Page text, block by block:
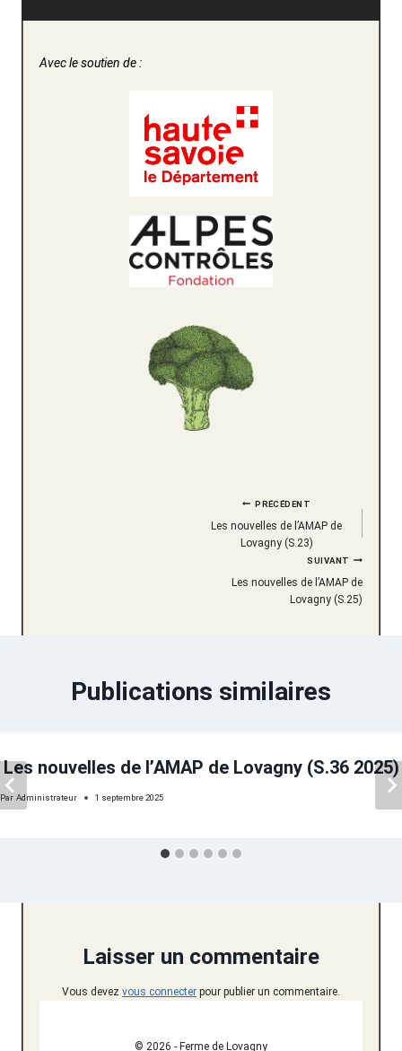
Avec le soutien de :
PRÉCÉDENT
Les nouvelles de l’AMAP de
Lovagny (S.23)
SUIVANT
Les nouvelles de l’AMAP de
Lovagny (S.25)
Publications similaires
Les nouvelles de l’AMAP de Lovagny (S.36 2025)
Par Administrateur 1 septembre 2025
Laisser un commentaire
Vous devez vous connecter pour publier un commentaire.
© 2026 - Ferme de Lovagny